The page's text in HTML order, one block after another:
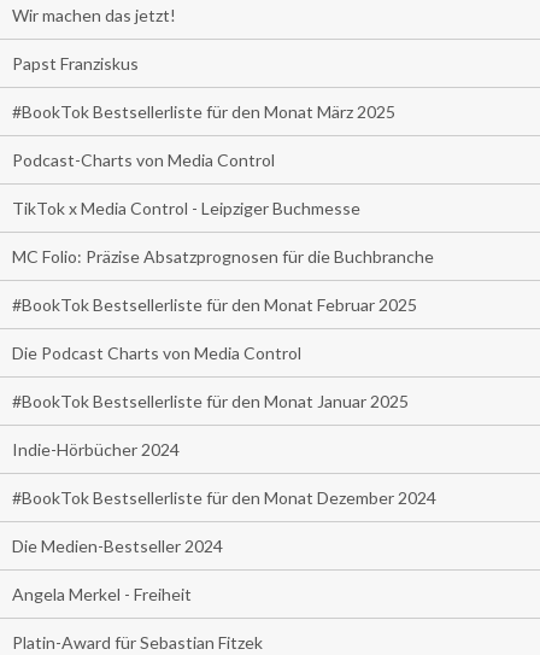
Wir machen das jetzt!
Papst Franziskus
#BookTok Bestsellerliste für den Monat März 2025
Podcast-Charts von Media Control
TikTok x Media Control - Leipziger Buchmesse
MC Folio: Präzise Absatzprognosen für die Buchbranche
#BookTok Bestsellerliste für den Monat Februar 2025
Die Podcast Charts von Media Control
#BookTok Bestsellerliste für den Monat Januar 2025
Indie-Hörbücher 2024
#BookTok Bestsellerliste für den Monat Dezember 2024
Die Medien-Bestseller 2024
Angela Merkel - Freiheit
Platin-Award für Sebastian Fitzek